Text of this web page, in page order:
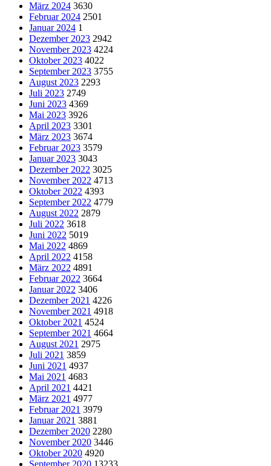
März 2024 3630
Februar 2024 2501
Januar 2024 1
Dezember 2023 2942
November 2023 4224
Oktober 2023 4022
September 2023 3755
August 2023 2293
Juli 2023 2749
Juni 2023 4369
Mai 2023 3926
April 2023 3301
März 2023 3674
Februar 2023 3579
Januar 2023 3043
Dezember 2022 3025
November 2022 4713
Oktober 2022 4393
September 2022 4779
August 2022 2879
Juli 2022 3618
Juni 2022 5019
Mai 2022 4869
April 2022 4158
März 2022 4891
Februar 2022 3664
Januar 2022 3406
Dezember 2021 4226
November 2021 4918
Oktober 2021 4524
September 2021 4664
August 2021 2975
Juli 2021 3859
Juni 2021 4937
Mai 2021 4683
April 2021 4421
März 2021 4977
Februar 2021 3979
Januar 2021 3881
Dezember 2020 2280
November 2020 3446
Oktober 2020 4920
September 2020 13233